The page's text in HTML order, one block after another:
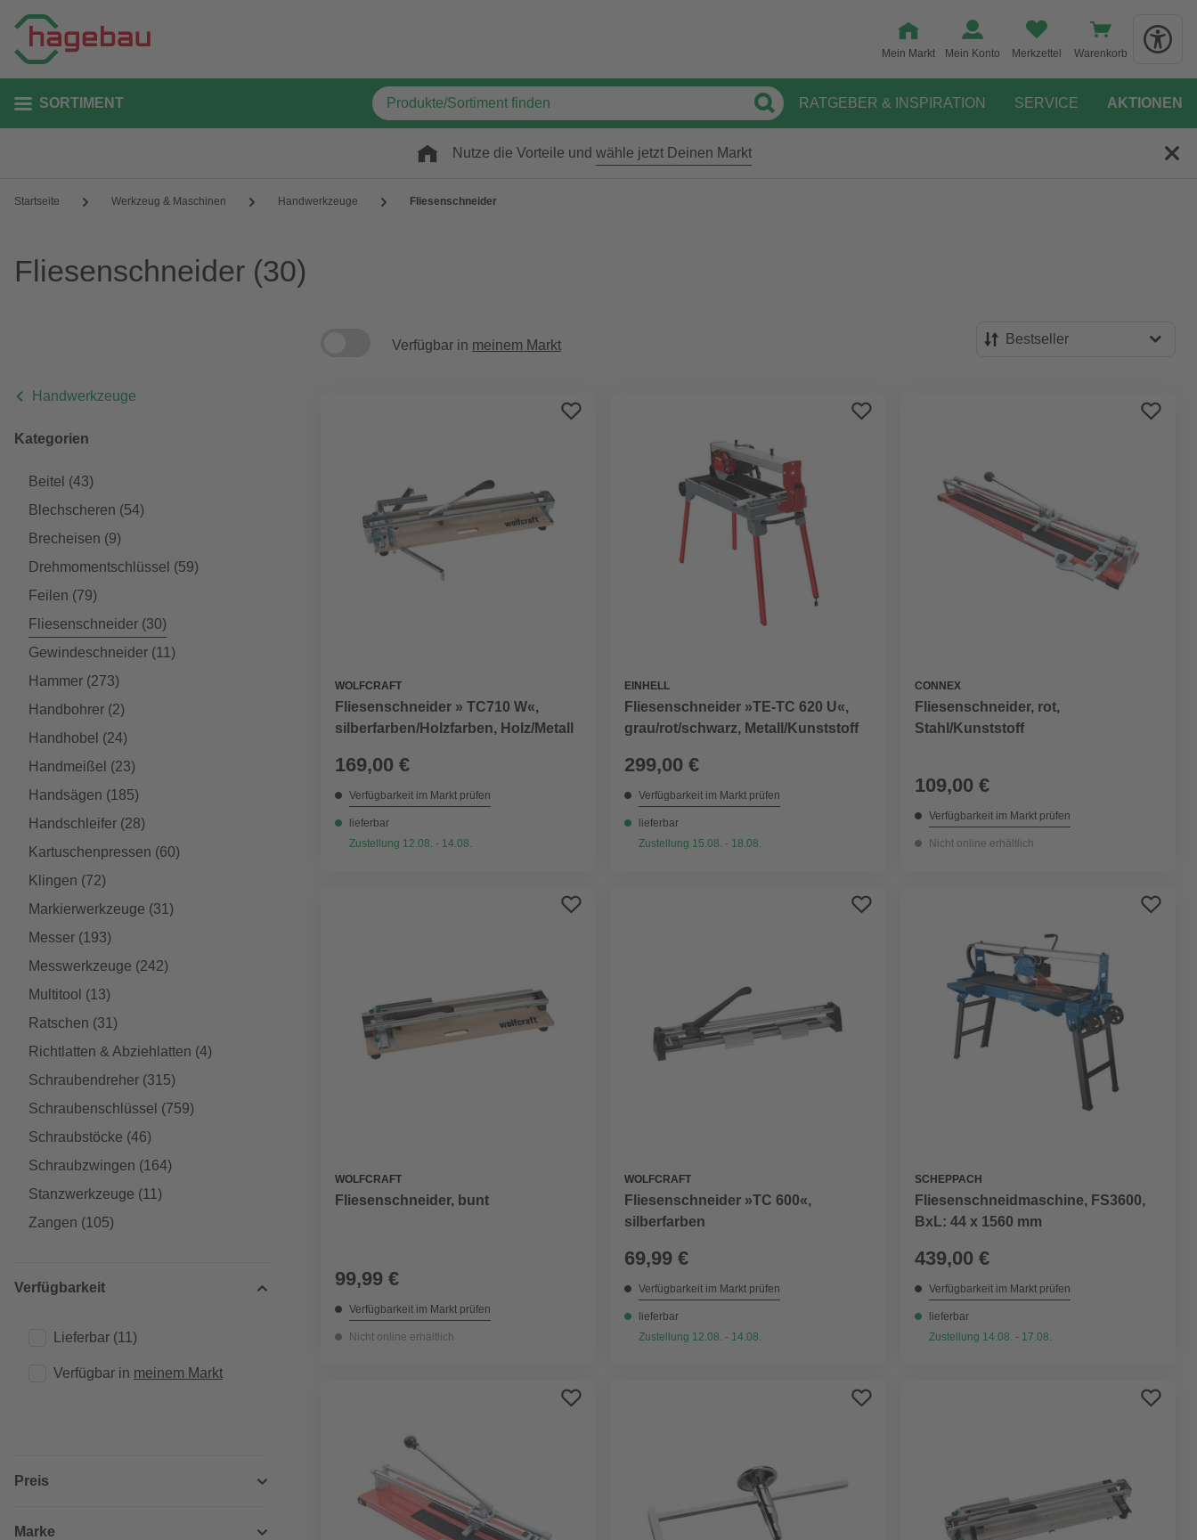
Mein Markt Mein Konto Merkzettel Warenkorb
SORTIMENT RATGEBER & INSPIRATION SERVICE AKTIONEN
Nutze die Vorteile und wähle jetzt Deinen Markt
Startseite Werkzeug & Maschinen Handwerkzeuge Fliesenschneider
Fliesenschneider (30)
Handwerkzeuge
Kategorien
Beitel (43)
Blechscheren (54)
Brecheisen (9)
Drehmomentschlüssel (59)
Feilen (79)
Fliesenschneider (30)
Gewindeschneider (11)
Hammer (273)
Handbohrer (2)
Handhobel (24)
Handmeißel (23)
Handsägen (185)
Handschleifer (28)
Kartuschenpressen (60)
Klingen (72)
Markierwerkzeuge (31)
Messer (193)
Messwerkzeuge (242)
Multitool (13)
Ratschen (31)
Richtlatten & Abziehlatten (4)
Schraubendreher (315)
Schraubenschlüssel (759)
Schraubstöcke (46)
Schraubzwingen (164)
Stanzwerkzeuge (11)
Zangen (105)
Verfügbarkeit
Lieferbar (11)
Verfügbar in meinem Markt
Preis
Marke
Verfügbar in meinem Markt Bestseller
WOLFCRAFT
Fliesenschneider » TC710 W«,
silberfarben/Holzfarben, Holz/Metall
169,00 €
Verfügbarkeit im Markt prüfen
lieferbar
Zustellung 12.08. - 14.08.
EINHELL
Fliesenschneider »TE-TC 620 U«,
grau/rot/schwarz, Metall/Kunststoff
299,00 €
Verfügbarkeit im Markt prüfen
lieferbar
Zustellung 15.08. - 18.08.
CONNEX
Fliesenschneider, rot,
Stahl/Kunststoff
109,00 €
Verfügbarkeit im Markt prüfen
Nicht online erhältlich
WOLFCRAFT
Fliesenschneider, bunt
99,99 €
Verfügbarkeit im Markt prüfen
Nicht online erhältlich
WOLFCRAFT
Fliesenschneider »TC 600«,
silberfarben
69,99 €
Verfügbarkeit im Markt prüfen
lieferbar
Zustellung 12.08. - 14.08.
SCHEPPACH
Fliesenschneidmaschine, FS3600,
BxL: 44 x 1560 mm
439,00 €
Verfügbarkeit im Markt prüfen
lieferbar
Zustellung 14.08. - 17.08.